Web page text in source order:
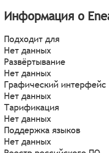
Информация о
Подходит для
Нет данных
Развёртывание
Нет данных
Графический интерфейс
Нет данных
Тарификация
Нет данных
Поддержка языков
Нет данных